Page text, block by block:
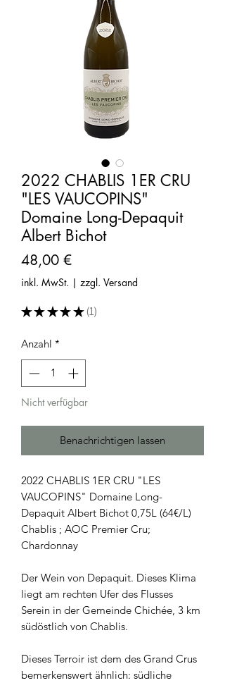
2022 CHABLIS 1ER CRU
"LES VAUCOPINS"
Domaine Long-Depaquit
Albert Bichot
48,00 €Preis
inkl. MwSt. | zzgl. Versand
★ ★ ★ ★ ★ 1
1
Anzahl *
Nicht verfügbar
Benachrichtigen lassen
2022 CHABLIS 1ER CRU "LES
VAUCOPINS" Domaine Long-
Depaquit Albert Bichot 0,75L (64€/L)
Chablis ; AOC Premier Cru;
Chardonnay
Der Wein von Depaquit. Dieses Klima
liegt am rechten Ufer des Flusses
Serein in der Gemeinde Chichée, 3 km
südöstlich von Chablis.
Dieses Terroir ist dem des Grand Crus
bemerkenswert ähnlich: südliche